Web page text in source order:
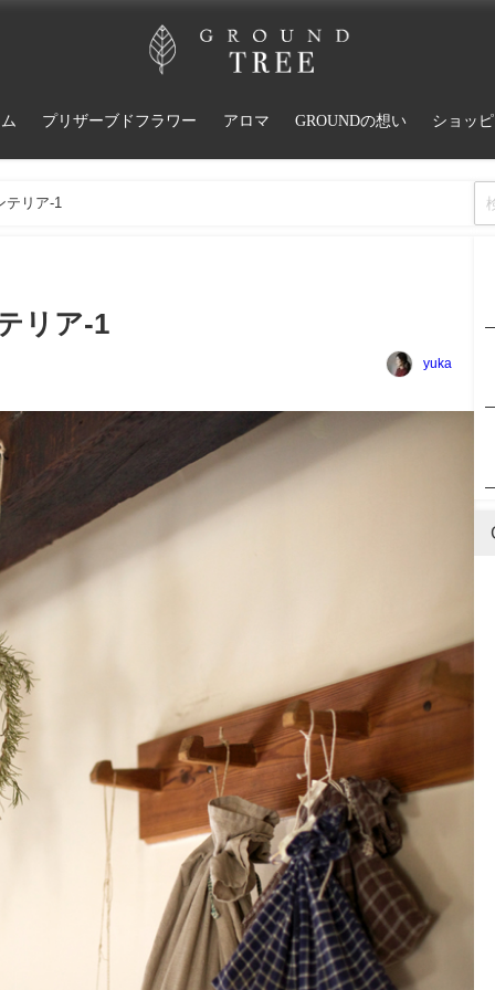
プリザーブドフラワー アロマ GROUNDの想い ショッ
リア-1
リア-1
yuka